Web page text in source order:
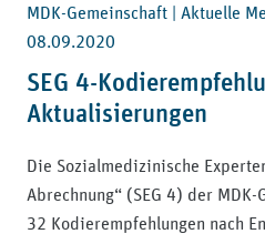
MDK-Gemeinschaft | Aktuelle
08.09.2020
SEG 4-
Aktualisierungen
Die Sozialmedizinische
Abrechnung“ (SEG 4) der
32 Kodierempfehlungen nach